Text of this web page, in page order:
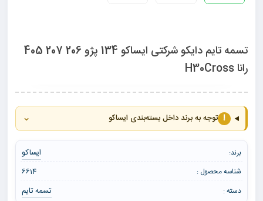
تسمه تایم دایکو شرکتی ایساکو 134 پژو 206 207 405
رانا H30Cross
! توجه به برند داخل بسته‌بندی ایساکو ⌄
برند: ایساکو
شناسه محصول :
6614
دسته :
تسمه تایم